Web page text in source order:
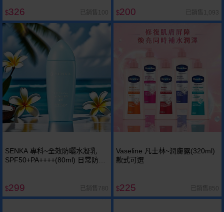
$326 已銷售100 $200 已銷售1,093
SENKA 專科~全效防曬水凝乳
SPF50+PA++++(80ml) 日常防曬
$299 已銷售780
Vaseline 凡士林~潤膚露(320ml)
款式可選
$225 已銷售850